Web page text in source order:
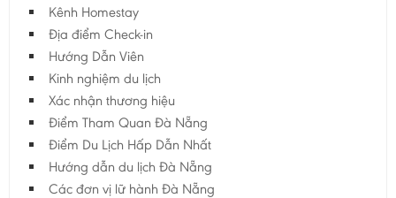
Hà Tĩnh
Hà Tây
Hòa Bình
Hậu Giang
Hải Dương
Hải Phòng
Hưng Yên
Kênh Homestay
Địa điểm Check-in
Hướng Dẫn Viên
Kinh nghiệm du lịch
Xác nhận thương hiệu
Điểm Tham Quan Đà Nẵng
Điểm Du Lịch Hấp Dẫn Nhất
Hướng dẫn du lịch Đà Nẵng
Các đơn vị lữ hành Đà Nẵng